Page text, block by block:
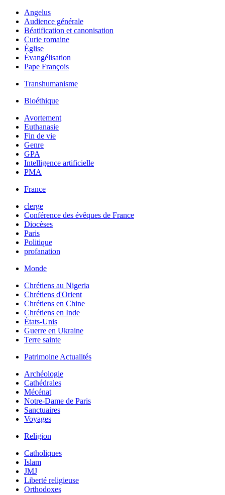
Angelus
Audience générale
Béatification et canonisation
Curie romaine
Église
Évangélisation
Pape François
Transhumanisme
Bioéthique
Avortement
Euthanasie
Fin de vie
Genre
GPA
Intelligence artificielle
PMA
France
clerge
Conférence des évêques de France
Diocèses
Paris
Politique
profanation
Monde
Chrétiens au Nigeria
Chrétiens d'Orient
Chrétiens en Chine
Chrétiens en Inde
États-Unis
Guerre en Ukraine
Terre sainte
Patrimoine Actualités
Archéologie
Cathédrales
Mécénat
Notre-Dame de Paris
Sanctuaires
Voyages
Religion
Catholiques
Islam
JMJ
Liberté religieuse
Orthodoxes